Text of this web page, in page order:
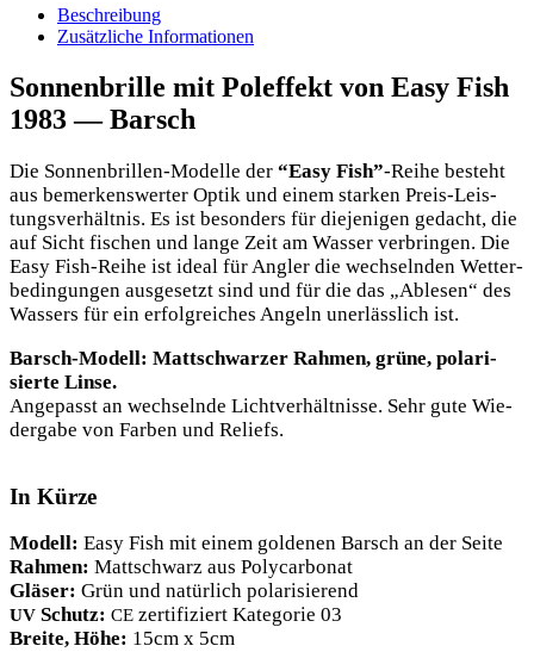
Beschreibung
Zusätzliche Informationen
Sonnenbrille mit Poleffekt von Easy Fish
1983 — Barsch
Die Son­nen­bril­len-Model­le der “Easy Fish”-Rei­he besteht
aus bemer­kens­wer­ter Optik und einem star­ken Preis-Leis­
tungs­ver­hält­nis. Es ist beson­ders für die­je­ni­gen gedacht, die
auf Sicht fischen und lan­ge Zeit am Was­ser ver­brin­gen. Die
Easy Fish-Rei­he ist ide­al für Ang­ler die wech­seln­den Wet­ter­
be­din­gun­gen aus­ge­setzt sind und für die das „Able­sen“ des
Was­sers für ein erfolg­rei­ches Angeln uner­läss­lich ist.
Barsch-Modell: Matt­schwar­zer Rah­men, grü­ne, pola­ri­
sier­te Linse.
Ange­passt an wech­seln­de Licht­ver­hält­nis­se. Sehr gute Wie­
der­ga­be von Far­ben und Reliefs.
In Kürze
Modell: Easy Fish mit einem gol­de­nen Barsch an der Seite
Rah­men: Matt­schwarz aus Polycarbonat
Glä­ser: Grün und natür­lich polarisierend
UV Schutz: CE zer­ti­fi­ziert Kate­go­rie 03
Brei­te, Höhe: 15cm x 5cm